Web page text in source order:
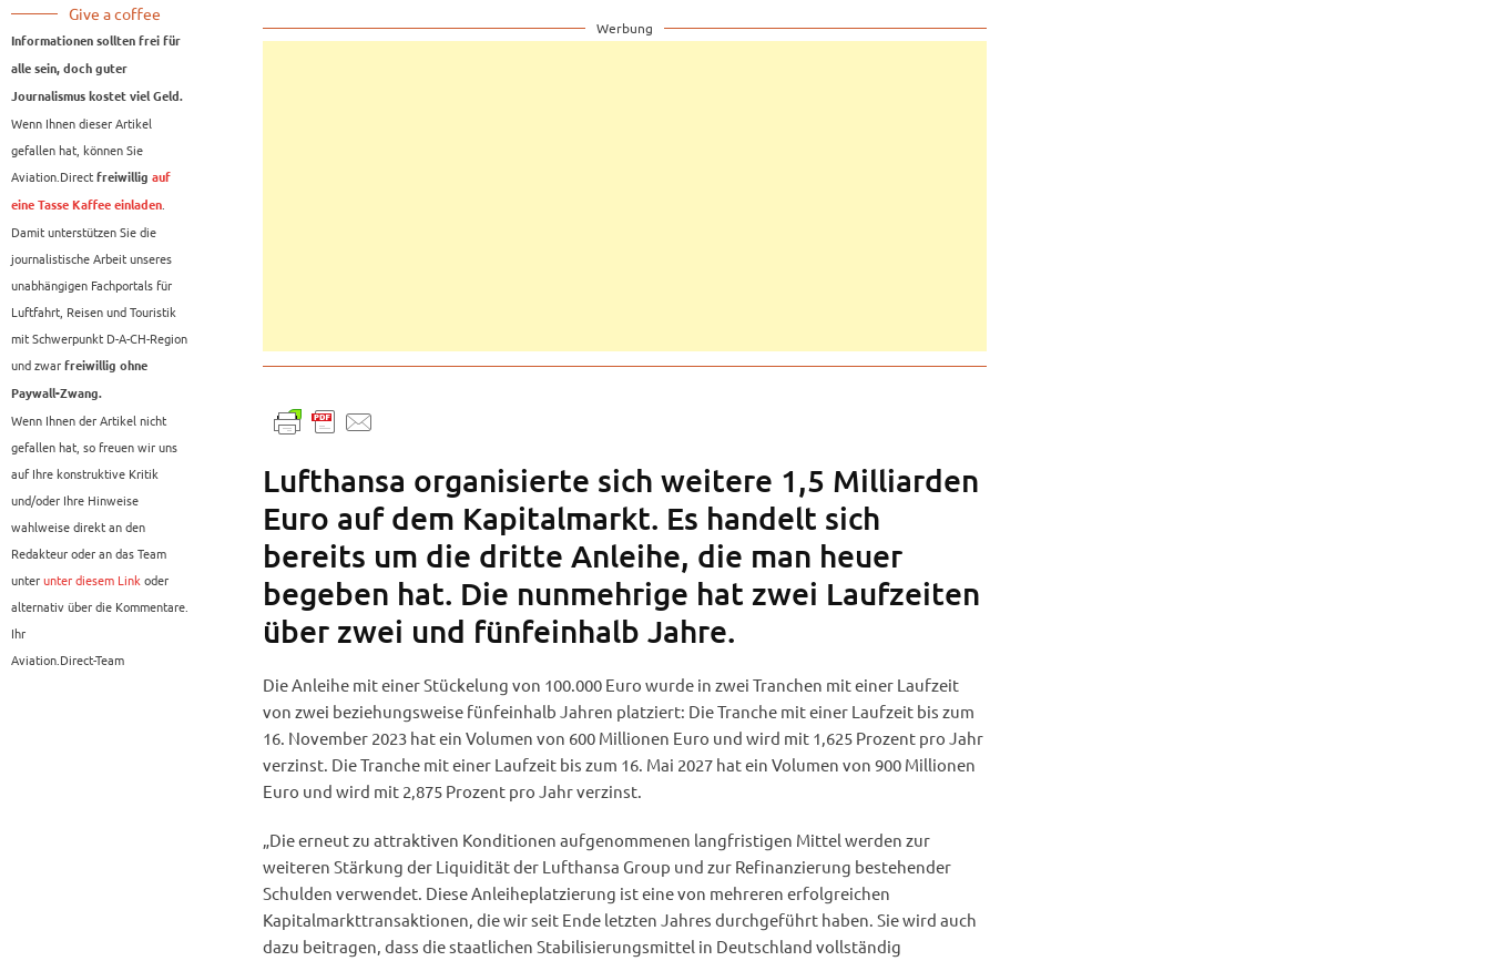
Give a coffee
Informationen sollten frei für
alle sein, doch guter
Journalismus kostet viel Geld.
Wenn Ihnen dieser Artikel
gefallen hat, können Sie
Aviation.Direct freiwillig auf
eine Tasse Kaffee einladen.
Damit unterstützen Sie die
journalistische Arbeit unseres
unabhängigen Fachportals für
Luftfahrt, Reisen und Touristik
mit Schwerpunkt D-A-CH-Region
und zwar freiwillig ohne
Paywall-Zwang.
Wenn Ihnen der Artikel nicht
gefallen hat, so freuen wir uns
auf Ihre konstruktive Kritik
und/oder Ihre Hinweise
wahlweise direkt an den
Redakteur oder an das Team
unterunter diesem Linkoder
alternativ über die Kommentare.
Ihr
Aviation.Direct-Team
Werbung
Lufthansa organisierte sich weitere 1,5 Milliarden
Euro auf dem Kapitalmarkt. Es handelt sich
bereits um die dritte Anleihe, die man heuer
begeben hat. Die nunmehrige hat zwei Laufzeiten
über zwei und fünfeinhalb Jahre.
Die Anleihe mit einer Stückelung von 100.000 Euro wurde in zwei Tranchen mit einer Laufzeit
von zwei beziehungsweise fünfeinhalb Jahren platziert: Die Tranche mit einer Laufzeit bis zum
16. November 2023 hat ein Volumen von 600 Millionen Euro und wird mit 1,625 Prozent pro Jahr
verzinst. Die Tranche mit einer Laufzeit bis zum 16. Mai 2027 hat ein Volumen von 900 Millionen
Euro und wird mit 2,875 Prozent pro Jahr verzinst.
„Die erneut zu attraktiven Konditionen aufgenommenen langfristigen Mittel werden zur
weiteren Stärkung der Liquidität der Lufthansa Group und zur Refinanzierung bestehender
Schulden verwendet. Diese Anleiheplatzierung ist eine von mehreren erfolgreichen
Kapitalmarkttransaktionen, die wir seit Ende letzten Jahres durchgeführt haben. Sie wird auch
dazu beitragen, dass die staatlichen Stabilisierungsmittel in Deutschland vollständig